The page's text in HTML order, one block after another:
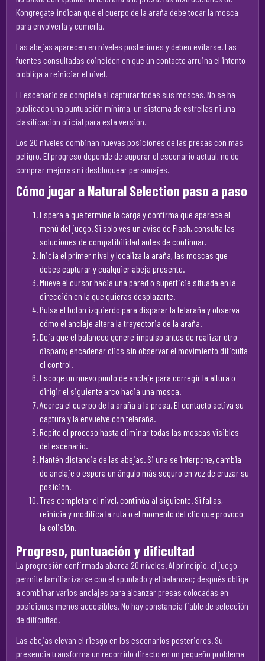
Kongregate indican que el cuerpo de la araña debe tocar la mosca
para envolverla y comerla.
Las abejas aparecen en niveles posteriores y deben evitarse. Las
fuentes consultadas coinciden en que un contacto arruina el intento
o obliga a reiniciar el nivel.
El escenario se completa al capturar todas sus moscas. No se ha
publicado una puntuación mínima, un sistema de estrellas ni una
clasificación oficial para esta versión.
Los 20 niveles combinan nuevas posiciones de las presas con más
peligro. El progreso depende de superar el escenario actual, no de
comprar mejoras ni desbloquear personajes.
Cómo jugar a Natural Selection paso a paso
Espera a que termine la carga y confirma que aparece el
menú del juego. Si solo ves un aviso de Flash, consulta las
soluciones de compatibilidad antes de continuar.
Inicia el primer nivel y localiza la araña, las moscas que
debes capturar y cualquier abeja presente.
Mueve el cursor hacia una pared o superficie situada en la
dirección en la que quieras desplazarte.
Pulsa el botón izquierdo para disparar la telaraña y observa
cómo el anclaje altera la trayectoria de la araña.
Deja que el balanceo genere impulso antes de realizar otro
disparo; encadenar clics sin observar el movimiento dificulta
el control.
Escoge un nuevo punto de anclaje para corregir la altura o
dirigir el siguiente arco hacia una mosca.
Acerca el cuerpo de la araña a la presa. El contacto activa su
captura y la envuelve con telaraña.
Repite el proceso hasta eliminar todas las moscas visibles
del escenario.
Mantén distancia de las abejas. Si una se interpone, cambia
de anclaje o espera un ángulo más seguro en vez de cruzar su
posición.
Tras completar el nivel, continúa al siguiente. Si fallas,
reinicia y modifica la ruta o el momento del clic que provocó
la colisión.
Progreso, puntuación y dificultad
La progresión confirmada abarca 20 niveles. Al principio, el juego
permite familiarizarse con el apuntado y el balanceo; después obliga
a combinar varios anclajes para alcanzar presas colocadas en
posiciones menos accesibles. No hay constancia fiable de selección
de dificultad.
Las abejas elevan el riesgo en los escenarios posteriores. Su
presencia transforma un recorrido directo en un pequeño problema